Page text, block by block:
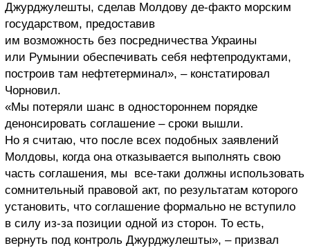
Джурджулешты, сделав Молдову де-факто морским
государством, предоставив
им возможность без посредничества Украины
или Румынии обеспечивать себя нефтепродуктами,
построив там нефтетерминал», – констатировал
Чорновил.
«Мы потеряли шанс в одностороннем порядке
денонсировать соглашение – сроки вышли.
Но я считаю, что после всех подобных заявлений
Молдовы, когда она отказывается выполнять свою
часть соглашения, мы все-таки должны использовать
сомнительный правовой акт, по результатам которого
установить, что соглашение формально не вступило
в силу из-за позиции одной из сторон. То есть,
вернуть под контроль Джурджулешты», – призвал